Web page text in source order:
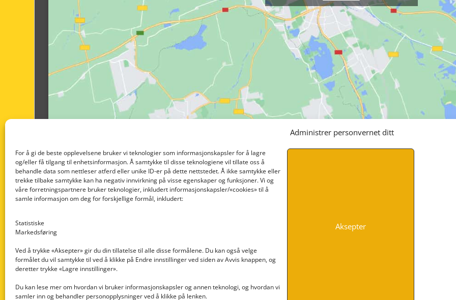
Administrer personvernet ditt
For å gi de beste opplevelsene bruker vi teknologier som informasjonskapsler for å lagre
og/eller få tilgang til enhetsinformasjon. Å samtykke til disse teknologiene vil tillate oss å
behandle data som nettleser atferd eller unike ID-er på dette nettstedet. Å ikke samtykke eller
trekke tilbake samtykke kan ha negativ innvirkning på visse egenskaper og funksjoner. Vi og
våre forretningspartnere bruker teknologier, inkludert informasjonskapsler/«cookies» til å
samle informasjon om deg for forskjellige formål, inkludert:
Statistiske
Markedsføring
Ved å trykke «Aksepter» gir du din tillatelse til alle disse formålene. Du kan også velge
formålet du vil samtykke til ved å klikke på Endre innstillinger ved siden av Avvis knappen, og
deretter trykke «Lagre innstillinger».
Du kan lese mer om hvordan vi bruker informasjonskapsler og annen teknologi, og hvordan vi
samler inn og behandler personopplysninger ved å klikke på lenken.
Aksepter
Nedre Nøttveit 60, 5238 Rådal
Email: post@dekkogdeler.com
INFORMASJON